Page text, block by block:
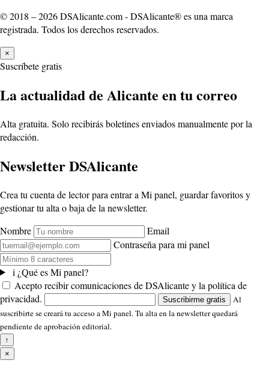
© 2018 – 2026 DSAlicante.com - DSAlicante® es una marca
registrada. Todos los derechos reservados.
×
Suscríbete gratis
La actualidad de Alicante en tu correo
Alta gratuita. Solo recibirás boletines enviados manualmente por la
redacción.
Newsletter DSAlicante
Crea tu cuenta de lector para entrar a Mi panel, guardar favoritos y
gestionar tu alta o baja de la newsletter.
Nombre
Email
Contraseña para mi panel
i ¿Qué es Mi panel?
Acepto recibir comunicaciones de DSAlicante y la política de
privacidad.
Suscribirme gratis
Al
suscribirte se creará tu acceso a Mi panel. Tu alta en la newsletter quedará
pendiente de aprobación editorial.
↑
×